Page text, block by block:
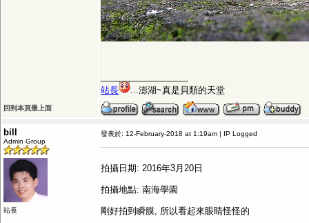
站長
...澎湖~真是貝類的天堂
回到本頁最上面
bill
Admin Group
站長
發表於: 12-February-2018 at 1:19am | IP Logged
拍攝日期: 2016年3月20日
拍攝地點: 南海學園
剛好拍到瞬膜, 所以看起來眼睛怪怪的